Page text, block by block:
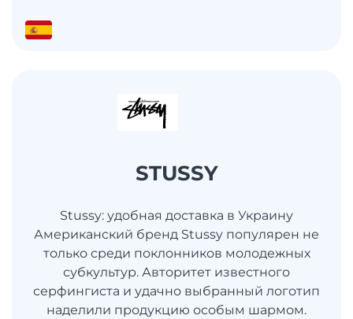
STUSSY
Stussy: удобная доставка в Украину
Американский бренд Stussy популярен не
только среди поклонников молодежных
субкультур. Авторитет известного
серфингиста и удачно выбранный логотип
наделили продукцию особым шармом.